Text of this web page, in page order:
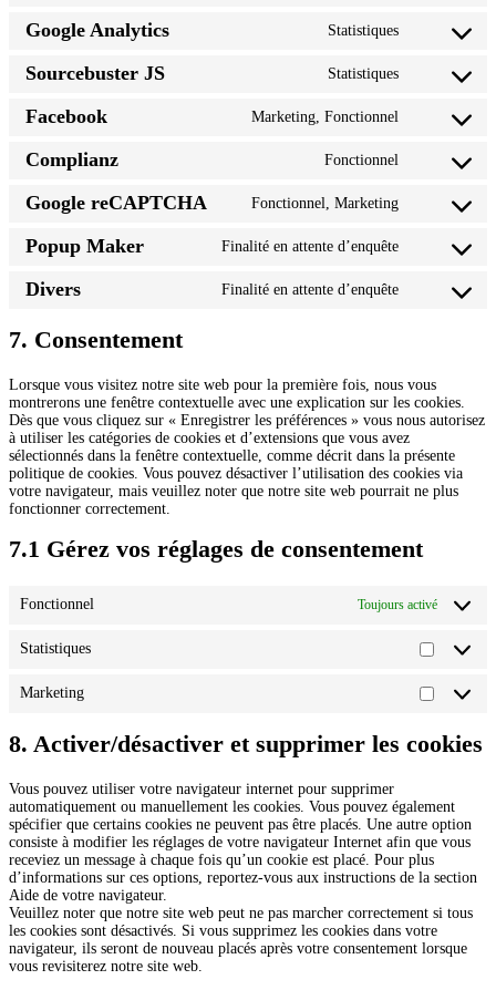
service
Google Analytics Statistiques
Consent
service
Sourcebuster JS Statistiques
Consent
service
Facebook Marketing, Fonctionnel
Consent
service
Complianz Fonctionnel
Consent
service
Google reCAPTCHA Fonctionnel, Marketing
Consent
service
Popup Maker Finalité en attente d’enquête
Consent
service
Divers Finalité en attente d’enquête
Consent
7. Consentement
Lorsque vous visitez notre site web pour la première fois, nous vous
montrerons une fenêtre contextuelle avec une explication sur les cookies.
Dès que vous cliquez sur « Enregistrer les préférences » vous nous autorisez
à utiliser les catégories de cookies et d’extensions que vous avez
sélectionnés dans la fenêtre contextuelle, comme décrit dans la présente
politique de cookies. Vous pouvez désactiver l’utilisation des cookies via
votre navigateur, mais veuillez noter que notre site web pourrait ne plus
fonctionner correctement.
7.1 Gérez vos réglages de consentement
Fonctionnel Toujours activé
Statistiques
Marketing
8. Activer/désactiver et supprimer les cookies
Vous pouvez utiliser votre navigateur internet pour supprimer
automatiquement ou manuellement les cookies. Vous pouvez également
spécifier que certains cookies ne peuvent pas être placés. Une autre option
consiste à modifier les réglages de votre navigateur Internet afin que vous
receviez un message à chaque fois qu’un cookie est placé. Pour plus
d’informations sur ces options, reportez-vous aux instructions de la section
Aide de votre navigateur.
Veuillez noter que notre site web peut ne pas marcher correctement si tous
les cookies sont désactivés. Si vous supprimez les cookies dans votre
navigateur, ils seront de nouveau placés après votre consentement lorsque
vous revisiterez notre site web.